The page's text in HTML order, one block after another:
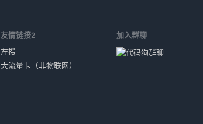
友情链接2
左搜
大流量卡（非物联网）
加入群聊